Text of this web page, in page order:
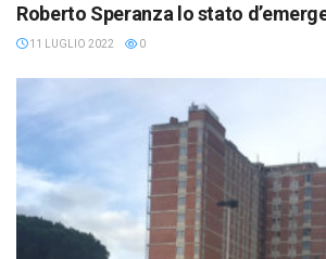
Roberto Speranza lo stato
11 LUGLIO 2022 0